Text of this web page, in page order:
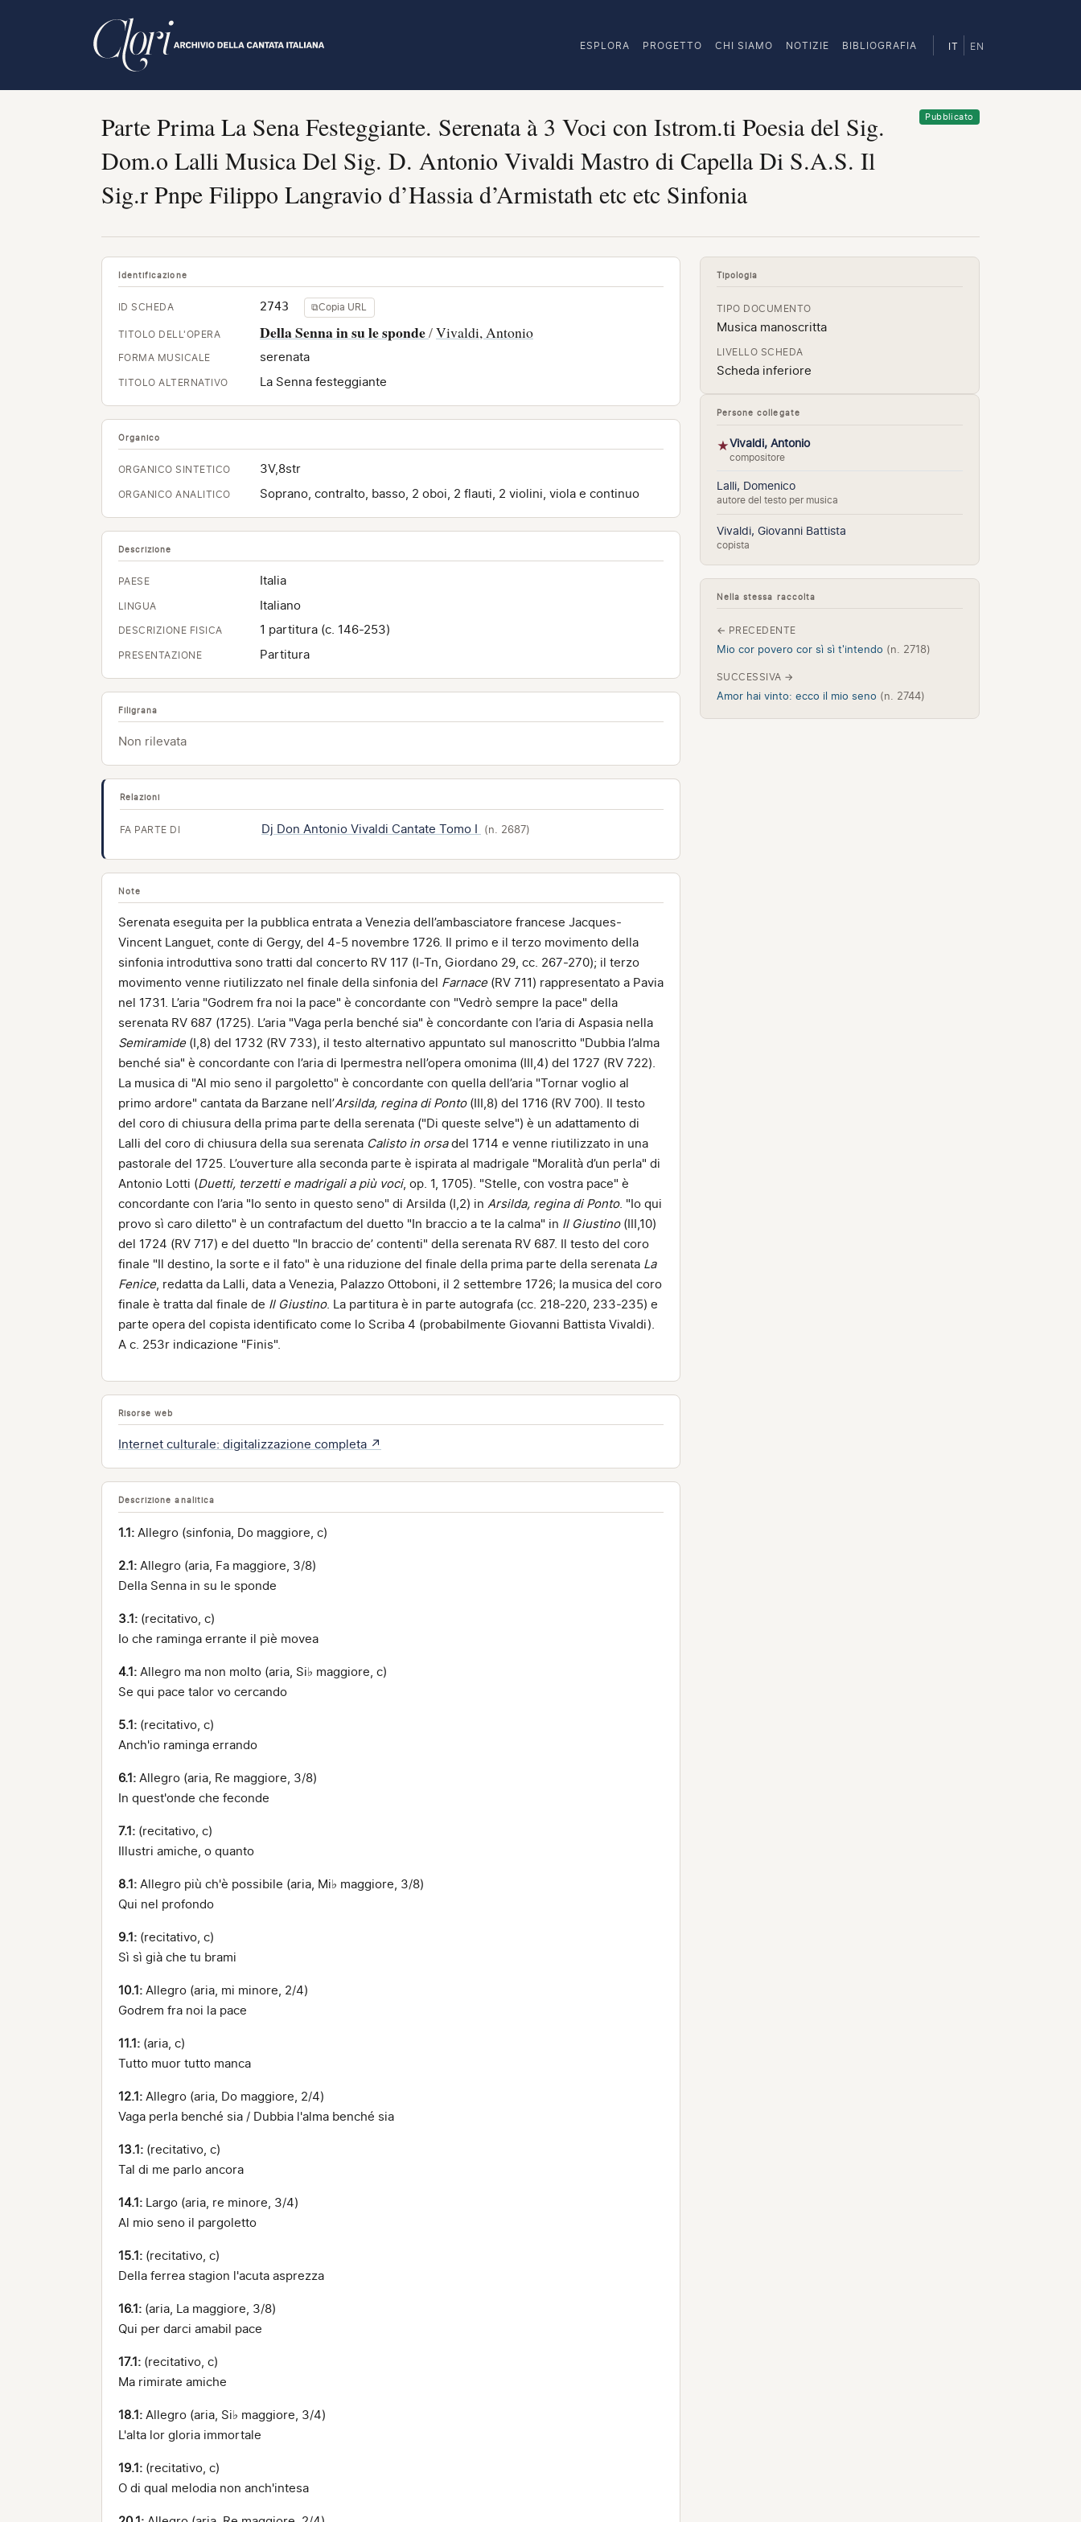
ESPLORA PROGETTO CHI SIAMO NOTIZIE BIBLIOGRAFIA IT EN
Parte Prima La Sena Festeggiante. Serenata à 3 Voci con Istrom.ti Poesia del Sig.
Dom.o Lalli Musica Del Sig. D. Antonio Vivaldi Mastro di Capella Di S.A.S. Il
Sig.r Pnpe Filippo Langravio d’Hassia d’Armistath etc etc Sinfonia
Pubblicato
Identificazione
ID SCHEDA 2743 ⧉Copia URL
TITOLO DELL'OPERA Della Senna in su le sponde/Vivaldi, Antonio
FORMA MUSICALE serenata
TITOLO ALTERNATIVO La Senna festeggiante
Organico
ORGANICO SINTETICO 3V,8str
ORGANICO ANALITICO Soprano, contralto, basso, 2 oboi, 2 flauti, 2 violini, viola e continuo
Descrizione
PAESE Italia
LINGUA Italiano
DESCRIZIONE FISICA 1 partitura (c. 146-253)
PRESENTAZIONE Partitura
Filigrana
Non rilevata
Relazioni
FA PARTE DI Dj Don Antonio Vivaldi Cantate Tomo I (n. 2687)
Note
Serenata eseguita per la pubblica entrata a Venezia dell’ambasciatore francese Jacques-
Vincent Languet, conte di Gergy, del 4-5 novembre 1726. Il primo e il terzo movimento della
sinfonia introduttiva sono tratti dal concerto RV 117 (I-Tn, Giordano 29, cc. 267-270); il terzo
movimento venne riutilizzato nel finale della sinfonia del Farnace(RV 711) rappresentato a Pavia
nel 1731. L’aria "Godrem fra noi la pace" è concordante con "Vedrò sempre la pace" della
serenata RV 687 (1725). L’aria "Vaga perla benché sia" è concordante con l’aria di Aspasia nella
Semiramide(I,8) del 1732 (RV 733), il testo alternativo appuntato sul manoscritto "Dubbia l’alma
benché sia" è concordante con l’aria di Ipermestra nell’opera omonima (III,4) del 1727 (RV 722).
La musica di "Al mio seno il pargoletto" è concordante con quella dell’aria "Tornar voglio al
primo ardore" cantata da Barzane nell’Arsilda, regina di Ponto(III,8) del 1716 (RV 700). Il testo
del coro di chiusura della prima parte della serenata ("Di queste selve") è un adattamento di
Lalli del coro di chiusura della sua serenata Calisto in orsadel 1714 e venne riutilizzato in una
pastorale del 1725. L’ouverture alla seconda parte è ispirata al madrigale "Moralità d’un perla" di
Antonio Lotti (Duetti, terzetti e madrigali a più voci, op. 1, 1705). "Stelle, con vostra pace" è
concordante con l’aria "Io sento in questo seno" di Arsilda (I,2) in Arsilda, regina di Ponto. "Io qui
provo sì caro diletto" è un contrafactum del duetto "In braccio a te la calma" in Il Giustino(III,10)
del 1724 (RV 717) e del duetto "In braccio de’ contenti" della serenata RV 687. Il testo del coro
finale "Il destino, la sorte e il fato" è una riduzione del finale della prima parte della serenata La
Fenice, redatta da Lalli, data a Venezia, Palazzo Ottoboni, il 2 settembre 1726; la musica del coro
finale è tratta dal finale de Il Giustino. La partitura è in parte autografa (cc. 218-220, 233-235) e
parte opera del copista identificato come lo Scriba 4 (probabilmente Giovanni Battista Vivaldi).
A c. 253r indicazione "Finis".
Risorse web
Internet culturale: digitalizzazione completa ↗
Descrizione analitica
1.1: Allegro (sinfonia, Do maggiore, c)
2.1: Allegro (aria, Fa maggiore, 3/8)
Della Senna in su le sponde
3.1: (recitativo, c)
Io che raminga errante il piè movea
4.1: Allegro ma non molto (aria, Si♭ maggiore, c)
Se qui pace talor vo cercando
5.1: (recitativo, c)
Anch'io raminga errando
6.1: Allegro (aria, Re maggiore, 3/8)
In quest'onde che feconde
7.1: (recitativo, c)
Illustri amiche, o quanto
8.1: Allegro più ch'è possibile (aria, Mi♭ maggiore, 3/8)
Qui nel profondo
9.1: (recitativo, c)
Sì sì già che tu brami
10.1: Allegro (aria, mi minore, 2/4)
Godrem fra noi la pace
11.1: (aria, c)
Tutto muor tutto manca
12.1: Allegro (aria, Do maggiore, 2/4)
Vaga perla benché sia / Dubbia l'alma benché sia
13.1: (recitativo, c)
Tal di me parlo ancora
14.1: Largo (aria, re minore, 3/4)
Al mio seno il pargoletto
15.1: (recitativo, c)
Della ferrea stagion l'acuta asprezza
16.1: (aria, La maggiore, 3/8)
Qui per darci amabil pace
17.1: (recitativo, c)
Ma rimirate amiche
18.1: Allegro (aria, Si♭ maggiore, 3/4)
L'alta lor gloria immortale
19.1: (recitativo, c)
O di qual melodia non anch'intesa
Tipologia
TIPO DOCUMENTO
Musica manoscritta
LIVELLO SCHEDA
Scheda inferiore
Persone collegate
★Vivaldi, Antonio
compositore
Lalli, Domenico
autore del testo per musica
Vivaldi, Giovanni Battista
copista
Nella stessa raccolta
← PRECEDENTE
Mio cor povero cor sì sì t'intendo (n. 2718)
SUCCESSIVA →
Amor hai vinto: ecco il mio seno (n. 2744)